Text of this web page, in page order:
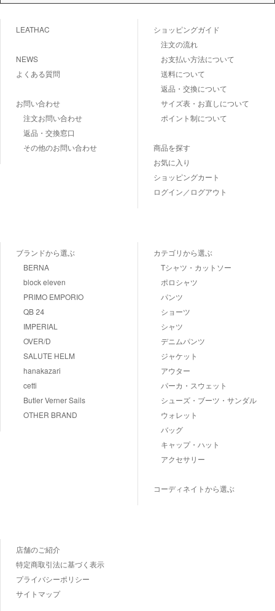
LEATHAC
NEWS
よくある質問
お問い合わせ
注文お問い合わせ
返品・交換窓口
その他のお問い合わせ
ショッピングガイド
注文の流れ
お支払い方法について
送料について
返品・交換について
サイズ表・お直しについて
ポイント制について
商品を探す
お気に入り
ショッピングカート
ログイン／ログアウト
ブランドから選ぶ
BERNA
block eleven
PRIMO EMPORIO
QB 24
IMPERIAL
OVER/D
SALUTE HELM
hanakazari
cetti
Butler Verner Sails
OTHER BRAND
カテゴリから選ぶ
Tシャツ・カットソー
ポロシャツ
パンツ
ショーツ
シャツ
デニムパンツ
ジャケット
アウター
パーカ・スウェット
シューズ・ブーツ・サンダル
ウォレット
バッグ
キャップ・ハット
アクセサリー
コーディネイトから選ぶ
店舗のご紹介
特定商取引法に基づく表示
プライバシーポリシー
サイトマップ